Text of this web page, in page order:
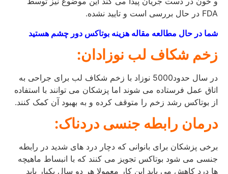
FDA در حال بررسی است و تایید نشده.
شما در حال مطالعه مقاله هزینه بوتاکس دور چشم هستید
زخم شکاف لب نوزادان:
در سال حدود5000 نوزاد با زخم شکاف لب برای جراحی به
اتاق عمل فرستاده می شوند اما پزشکان می توانند با استفاده
از بوتاکس رشد زخم را متوقف کرده و به بهبود آن کمک کنند.
درمان رابطه جنسی دردناک:
برخی پزشکان برای بانوانی که دچار درد های شدید در رابطه
جنسی می شود بوتاکس تجویز می کنند که با انبساط ماهیچه
ها درد کاهش می یابد این کار معمولا هر دو سال یکبار باید